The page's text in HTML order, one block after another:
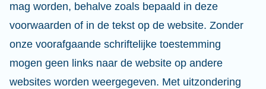
mag worden, behalve zoals bepaald in deze
voorwaarden of in de tekst op de website. Zonder
onze voorafgaande schriftelijke toestemming
mogen geen links naar de website op andere
websites worden weergegeven. Met uitzondering